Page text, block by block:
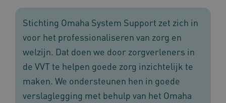
Stichting Omaha System Support zet zich in
voor het professionaliseren van zorg en
welzijn. Dat doen we door zorgverleners in
de VVT te helpen goede zorg inzichtelijk te
maken. We ondersteunen hen in goede
verslaglegging met behulp van het Omaha